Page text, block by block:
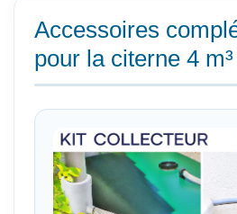
Accessoires
pour la citerne 4 m³